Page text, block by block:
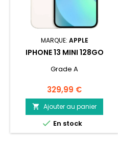
MARQUE: APPLE
IPHONE 13 MINI 128GO
Grade A
Prix
329,99 €
 Ajouter au panier
 En stock